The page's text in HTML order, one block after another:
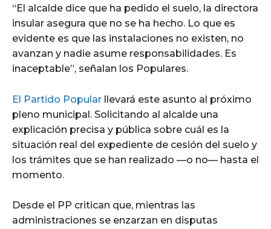
“El alcalde dice que ha pedido el suelo, la directora
insular asegura que no se ha hecho. Lo que es
evidente es que las instalaciones no existen, no
avanzan y nadie asume responsabilidades. Es
inaceptable”, señalan los Populares.
El Partido Popular
llevará este asunto al próximo
pleno municipal. Solicitando al alcalde una
explicación precisa y pública sobre cuál es la
situación real del expediente de cesión del suelo y
los trámites que se han realizado —o no— hasta el
momento.
Desde el PP critican que, mientras las
administraciones se enzarzan en disputas